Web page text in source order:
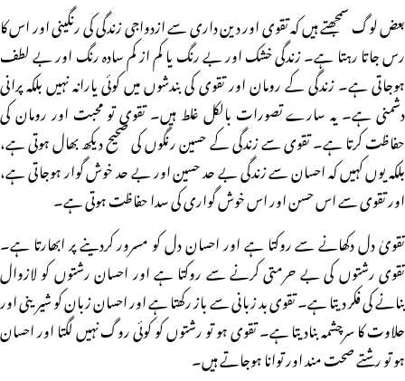
بعض لوگ سمجھتے ہیں کہ تقوی اور دین داری سے ازدواجی زندگی کی رنگینی اور اس کا
رس جاتا رہتا ہے۔ زندگی خشک اور بے رنگ یا کم از کم سادہ رنگ اور بے لطف
ہوجاتی ہے۔ زندگی کے رومان اور تقوی کی بندشوں میں کوئی یارانہ نہیں بلکہ پرانی
دشمنی ہے۔ یہ سارے تصورات بالکل غلط ہیں۔ تقوی تو محبت اور رومان کی
حفاظت کرتا ہے۔ تقوی سے زندگی کے حسین رنگوں کی صحیح دیکھ بھال ہوتی ہے،
بلکہ یوں کہیں کہ احسان سے زندگی بے حد حسین اور بے حد خوش گوار ہوجاتی ہے،
اور تقوی سے اس حسن اور اس خوش گواری کی سدا حفاظت ہوتی ہے۔
تقویٰ دل دکھانے سے روکتا ہے اور احسان دل کو مسرور کردینے پر ابھارتا ہے۔
تقوی رشتوں کی بے حرمتی کرنے سے روکتا ہے اور احسان رشتوں کو لازوال
بنانے کی فکر دیتا ہے۔ تقوی بد زبانی سے باز رکھتا ہے اور احسان زبان کو شیرینی اور
حلاوت کا سرچشمہ بنادیتا ہے۔ تقوی ہو تو رشتوں کو کوئی روگ نہیں لگتا اور احسان
ہو تو رشتے صحت مند اور توانا ہوجاتے ہیں۔